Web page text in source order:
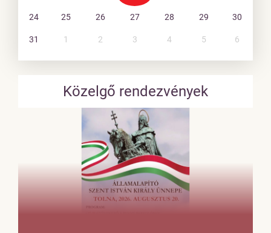
24 25 26 27 28 29 30
31 1 2 3 4 5 6
Közelgő rendezvények